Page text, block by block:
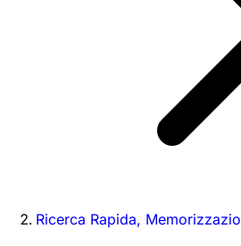
Ricerca Rapida,